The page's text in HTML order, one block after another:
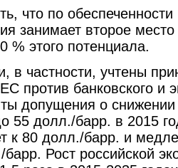
что по обеспеченности
занимает второе
% этого потенциала.
в частности, учтены
против банковского и
допущения о
55 долл./барр. в 2015
к 80 долл./барр. и
Рост российской